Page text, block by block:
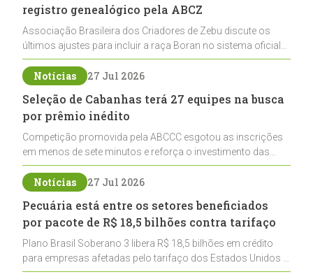
registro genealógico pela ABCZ
Associação Brasileira dos Criadores de Zebu discute os
últimos ajustes para incluir a raça Boran no sistema oficial
de registros, abrindo caminho para sua expansão na
pecuária nacional
Notícias 27 Jul 2026
Seleção de Cabanhas terá 27 equipes na busca
por prêmio inédito
Competição promovida pela ABCCC esgotou as inscrições
em menos de sete minutos e reforça o investimento das
cabanhas na seleção genética de Cavalos Crioulos voltados
ao laço
Notícias 27 Jul 2026
Pecuária está entre os setores beneficiados
por pacote de R$ 18,5 bilhões contra tarifaço
Plano Brasil Soberano 3 libera R$ 18,5 bilhões em crédito
para empresas afetadas pelo tarifaço dos Estados Unidos e
inclui a pecuária entre os setores estratégicos